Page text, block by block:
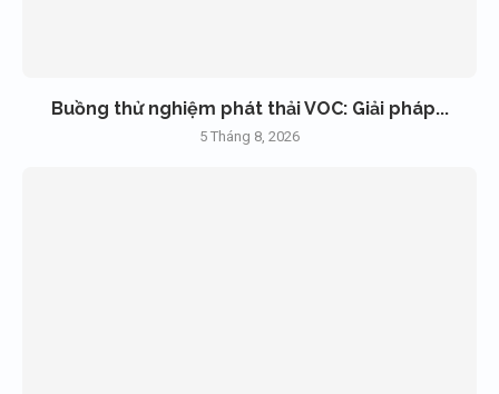
Buồng thử nghiệm phát thải VOC: Giải pháp...
5 Tháng 8, 2026